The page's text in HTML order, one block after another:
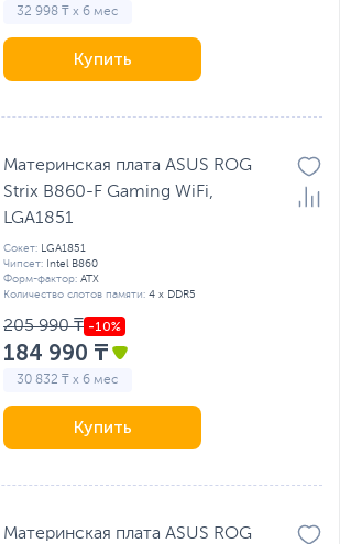
32 998 ₸ x 6 мес
Купить
Материнская плата ASUS ROG
Strix B860-F Gaming WiFi,
LGA1851
Сокет:
LGA1851
Чипсет: Intel B860
Форм-фактор: ATX
Количество слотов памяти: 4 x DDR5
205 990 ₸
184 990 ₸
30 832 ₸ x 6 мес
Купить
Материнская плата ASUS ROG